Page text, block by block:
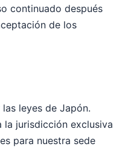
continuado después
de los
leyes de Japón.
la jurisdicción exclusiva
para nuestra sede